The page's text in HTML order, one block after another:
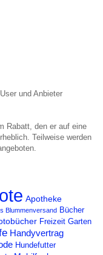
und Anbieter
Rabatt, den er auf eine
Teilweise werden
Apotheke
Blummenversand Bücher
Freizeit Garten
Handyvertrag
Hundefutter